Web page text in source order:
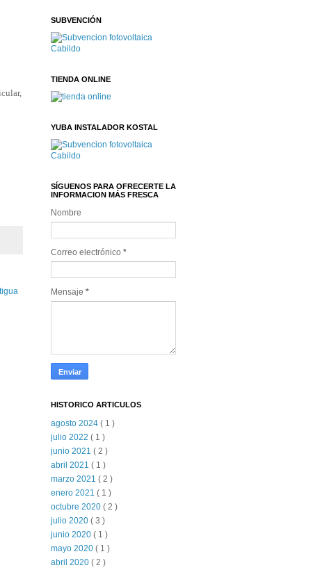
SUBVENCIÓN
TIENDA ONLINE
YUBA INSTALADOR KOSTAL
SÍGUENOS PARA OFRECERTE LA
INFORMACION MÁS FRESCA
Nombre
Correo electrónico *
Mensaje *
HISTORICO ARTICULOS
agosto 2024 ( 1 )
julio 2022 ( 1 )
junio 2021 ( 2 )
abril 2021 ( 1 )
marzo 2021 ( 2 )
enero 2021 ( 1 )
octubre 2020 ( 2 )
julio 2020 ( 3 )
junio 2020 ( 1 )
mayo 2020 ( 1 )
abril 2020 ( 2 )